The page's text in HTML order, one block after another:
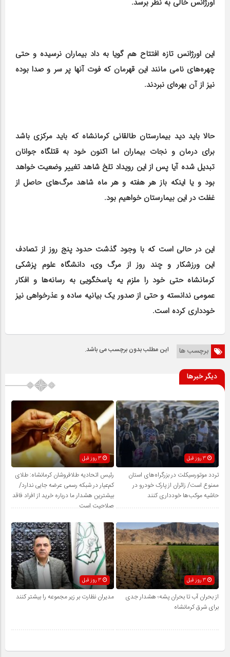
اورژانس خالی به نظر برسد.
این اورژانس تازه افتتاح هم گویا به داد بیماران نرسیده و حتی
چهره‌های نامی مانند این قهرمان که فوت آنها پر سر و صدا بوده
نیز از آن بهره‌ای نبردند.
حالا باید دید بیمارستان طالقانی کرمانشاه که باید مرکزی باشد
برای درمان و نجات بیماران اما اکنون خود به قتلگاه جوانان
تبدیل شده آیا پس از این رویداد تلخ شاهد تغییر وضعیت خواهد
بود و یا اینکه باز هر هفته و هر ماه شاهد مرگ‌های حاصل از
غفلت در این بیمارستان خواهیم بود.
این در حالی است که با وجود گذشت حدود پنج روز از تصادف
این ورزشکار و چند روز از مرگ وی، دانشگاه علوم پزشکی
کرمانشاه حتی خود را ملزم یه پاسخگویی به رسانه‌ها و افکار
عمومی ندانسته و حتی از صدور یک بیانیه ساده و عذرخواهی نیز
خودداری کرده است.
برچسب ها این مطلب بدون برچسب می باشد.
دیگر خبرها
3 روز قبل
تردد موتورسیکلت در بزرگراه‌های استان
ممنوع است/ زائران از پارک خودرو در
حاشیه موکب‌ها خودداری کنند
رئیس اتحادیه طلافروشان کرمانشاه: طلای
کم‌عیار در شبکه رسمی عرضه جایی ندارد/
بیشترین هشدار ما درباره خرید از افراد فاقد
صلاحیت است
3 روز قبل
از بحران آب تا بحران پشه؛ هشدار جدی
برای شرق کرمانشاه
مدیران نظارت بر زیر مجموعه را بیشتر کنند